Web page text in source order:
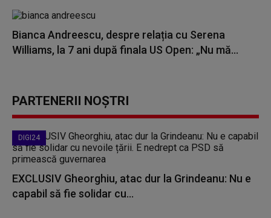
Bianca Andreescu, despre relația cu Serena
Williams, la 7 ani după finala US Open: „Nu mă...
PARTENERII NOȘTRI
DIGI24
EXCLUSIV Gheorghiu, atac dur la Grindeanu: Nu e
capabil să fie solidar cu...